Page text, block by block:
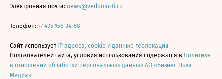
Электронная почта: news@vedomosti.ru
Телефон: +7 495 956-34-58
Сайт использует IP адреса, cookie и данные геолокации
Пользователей сайта, условия использования содержатся в Политике
в отношении обработки персональных данных АО «Бизнес Ньюс
Медиа»